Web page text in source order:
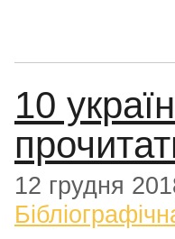
10
12 грудня